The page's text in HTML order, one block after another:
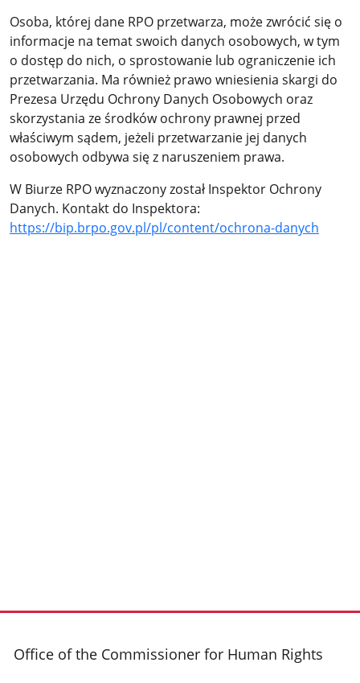
Osoba, której dane RPO przetwarza, może zwrócić się o
informacje na temat swoich danych osobowych, w tym
o dostęp do nich, o sprostowanie lub ograniczenie ich
przetwarzania. Ma również prawo wniesienia skargi do
Prezesa Urzędu Ochrony Danych Osobowych oraz
skorzystania ze środków ochrony prawnej przed
właściwym sądem, jeżeli przetwarzanie jej danych
osobowych odbywa się z naruszeniem prawa.
W Biurze RPO wyznaczony został Inspektor Ochrony
Danych. Kontakt do Inspektora:
https://bip.brpo.gov.pl/pl/content/ochrona-danych
Office of the Commissioner for Human Rights